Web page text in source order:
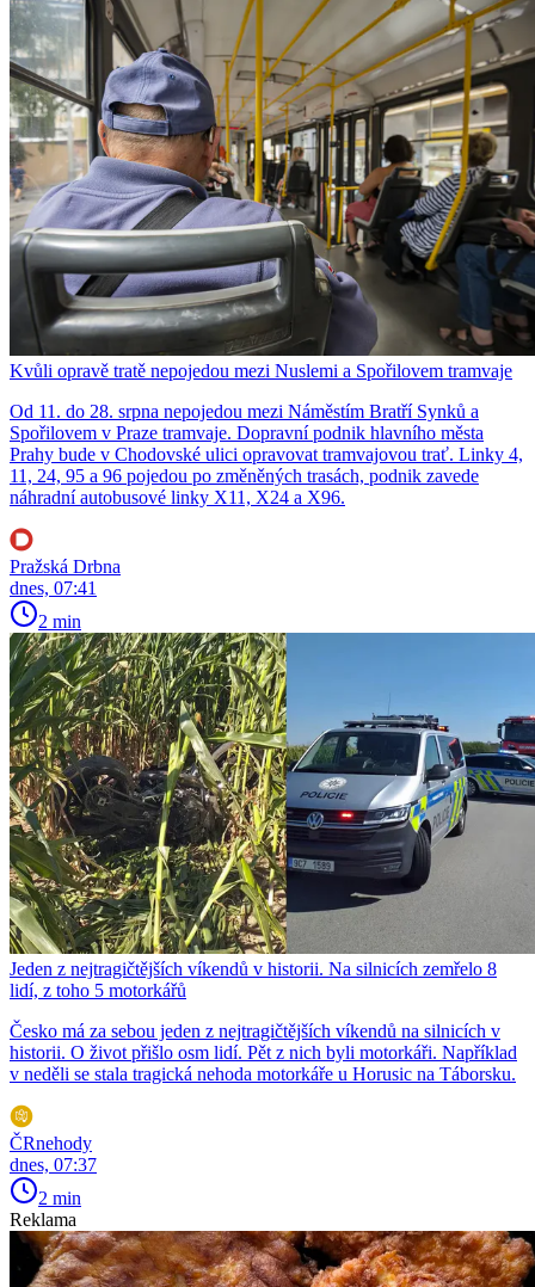
Kvůli opravě tratě nepojedou mezi Nuslemi a Spořilovem tramvaje
Od 11. do 28. srpna nepojedou mezi Náměstím Bratří Synků a
Spořilovem v Praze tramvaje. Dopravní podnik hlavního města
Prahy bude v Chodovské ulici opravovat tramvajovou trať. Linky 4,
11, 24, 95 a 96 pojedou po změněných trasách, podnik zavede
náhradní autobusové linky X11, X24 a X96.
Pražská Drbna
dnes, 07:41
2 min
Jeden z nejtragičtějších víkendů v historii. Na silnicích zemřelo 8
lidí, z toho 5 motorkářů
Česko má za sebou jeden z nejtragičtějších víkendů na silnicích v
historii. O život přišlo osm lidí. Pět z nich byli motorkáři. Například
v neděli se stala tragická nehoda motorkáře u Horusic na Táborsku.
ČRnehody
dnes, 07:37
2 min
Reklama